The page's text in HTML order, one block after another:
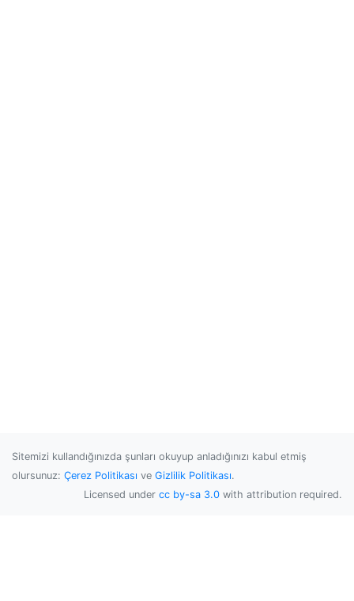
Sitemizi kullandığınızda şunları okuyup anladığınızı kabul etmiş
olursunuz: Çerez Politikası ve Gizlilik Politikası.
Licensed under cc by-sa 3.0 with attribution required.